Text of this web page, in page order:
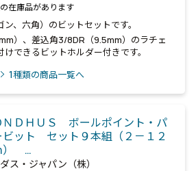
在庫品があります
、六角）のビットセットです。
）、差込角3/8DR（9.5mm）のラチェ
できるビットホルダー付きです。
1種類の商品一覧へ
ＮＤＨＵＳ ボールポイント・パ
ビット セット９本組（２－１２
） …
ス・ジャパン（株）